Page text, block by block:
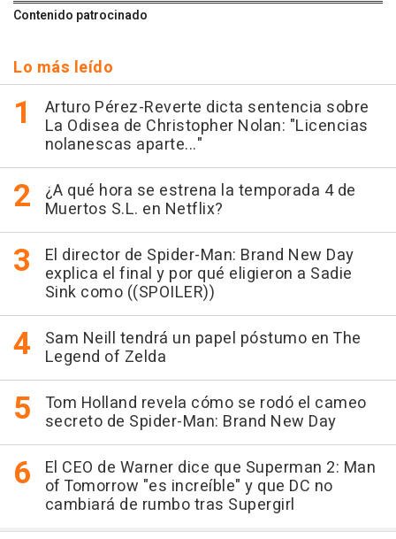
Contenido patrocinado
Lo más leído
Arturo Pérez-Reverte dicta sentencia sobre
La Odisea de Christopher Nolan: "Licencias
nolanescas aparte..."
¿A qué hora se estrena la temporada 4 de
Muertos S.L. en Netflix?
El director de Spider-Man: Brand New Day
explica el final y por qué eligieron a Sadie
Sink como ((SPOILER))
Sam Neill tendrá un papel póstumo en The
Legend of Zelda
Tom Holland revela cómo se rodó el cameo
secreto de Spider-Man: Brand New Day
El CEO de Warner dice que Superman 2: Man
of Tomorrow "es increíble" y que DC no
cambiará de rumbo tras Supergirl